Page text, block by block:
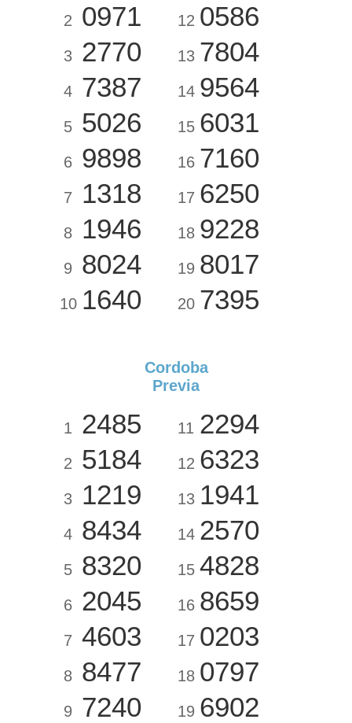
2 0971
3 2770
4 7387
5 5026
6 9898
7 1318
8 1946
9 8024
10 1640
12 0586
13 7804
14 9564
15 6031
16 7160
17 6250
18 9228
19 8017
20 7395
Cordoba
Previa
1 2485
2 5184
3 1219
4 8434
5 8320
6 2045
7 4603
8 8477
9 7240
11 2294
12 6323
13 1941
14 2570
15 4828
16 8659
17 0203
18 0797
19 6902